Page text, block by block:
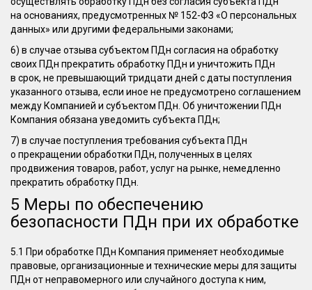
на основаниях, предусмотренных № 152-ФЗ «О персональных
данных» или другими федеральными законами;
6) в случае отзыва субъектом ПДн согласия на обработку
своих ПДн прекратить обработку ПДн и уничтожить ПДн
в срок, не превышающий тридцати дней с даты поступления
указанного отзыва, если иное не предусмотрено соглашением
между Компанией и субъектом ПДн. Об уничтожении ПДн
Компания обязана уведомить субъекта ПДн;
7) в случае поступления требования субъекта ПДн
о прекращении обработки ПДн, полученных в целях
продвижения товаров, работ, услуг на рынке, немедленно
прекратить обработку ПДн.
5 Меры по обеспечению
безопасности ПДн при их обработке
5.1 При обработке ПДн Компания применяет необходимые
правовые, организационные и технические меры для защиты
ПДн от неправомерного или случайного доступа к ним,